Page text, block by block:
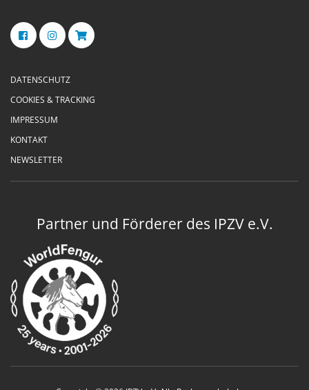
DATENSCHUTZ
COOKIES & TRACKING
IMPRESSUM
KONTAKT
NEWSLETTER
Partner und Förderer des IPZV e.V.